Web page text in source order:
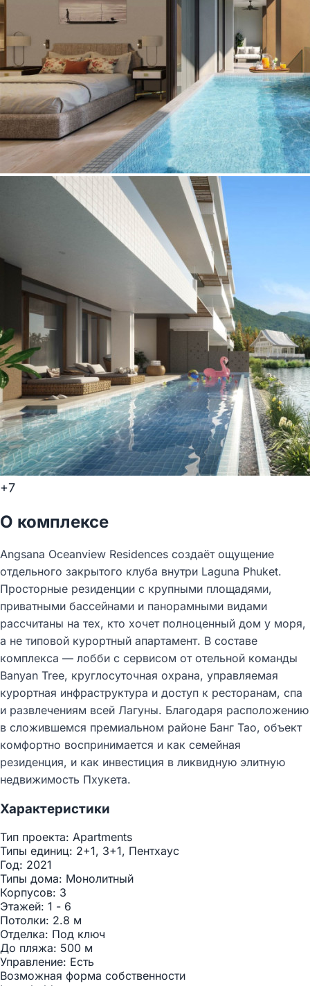
+7
О комплексе
Angsana Oceanview Residences создаёт ощущение
отдельного закрытого клуба внутри Laguna Phuket.
Просторные резиденции с крупными площадями,
приватными бассейнами и панорамными видами
рассчитаны на тех, кто хочет полноценный дом у моря,
а не типовой курортный апартамент. В составе
комплекса — лобби с сервисом от отельной команды
Banyan Tree, круглосуточная охрана, управляемая
курортная инфраструктура и доступ к ресторанам, спа
и развлечениям всей Лагуны. Благодаря расположению
в сложившемся премиальном районе Банг Тао, объект
комфортно воспринимается и как семейная
резиденция, и как инвестиция в ликвидную элитную
недвижимость Пхукета.
Характеристики
Тип проекта: Apartments
Типы единиц: 2+1, 3+1, Пентхаус
Год: 2021
Типы дома: Монолитный
Корпусов: 3
Этажей: 1 - 6
Потолки: 2.8 м
Отделка: Под ключ
До пляжа: 500 м
Управление: Есть
Возможная форма собственности